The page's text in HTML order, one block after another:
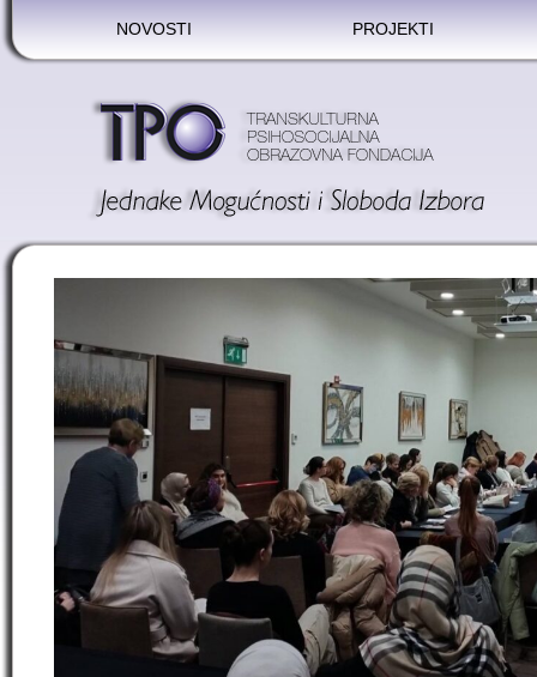
NOVOSTI PROJEKTI